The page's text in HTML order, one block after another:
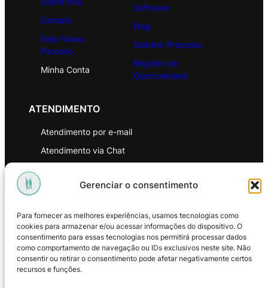
Gerenciar o consentimento
Para fornecer as melhores experiências, usamos tecnologias como
cookies para armazenar e/ou acessar informações do dispositivo. O
consentimento para essas tecnologias nos permitirá processar dados
como comportamento de navegação ou IDs exclusivos neste site. Não
consentir ou retirar o consentimento pode afetar negativamente certos
recursos e funções.
Contato
Seja Nosso
Parceiro
Minha Conta
Software
Blog
Solicitar Proposta
Registro de
Oportunidade
ATENDIMENTO
Atendimento por e-mail
Atendimento via Chat
Política de Privacidade
Política de Troca e Devoluções
Política de Reembolso